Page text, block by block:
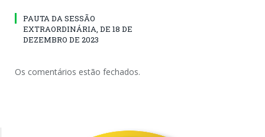
PAUTA DA SESSÃO
EXTRAORDINÁRIA, DE 18 DE
DEZEMBRO DE 2023
Os comentários estão fechados.